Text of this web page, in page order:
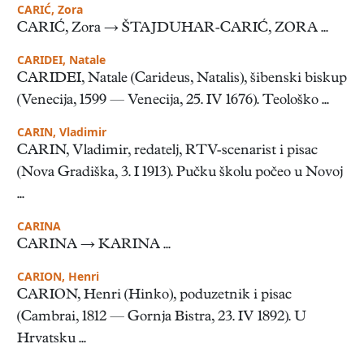
CARIĆ, Zora
CARIĆ, Zora → ŠTAJDUHAR-CARIĆ, ZORA ...
CARIDEI, Natale
CARIDEI, Natale (Carideus, Natalis), šibenski biskup
(Venecija, 1599 — Venecija, 25. IV 1676). Teološko ...
CARIN, Vladimir
CARIN, Vladimir, redatelj, RTV-scenarist i pisac
(Nova Gradiška, 3. I 1913). Pučku školu počeo u Novoj
...
CARINA
CARINA → KARINA ...
CARION, Henri
CARION, Henri (Hinko), poduzetnik i pisac
(Cambrai, 1812 — Gornja Bistra, 23. IV 1892). U
Hrvatsku ...